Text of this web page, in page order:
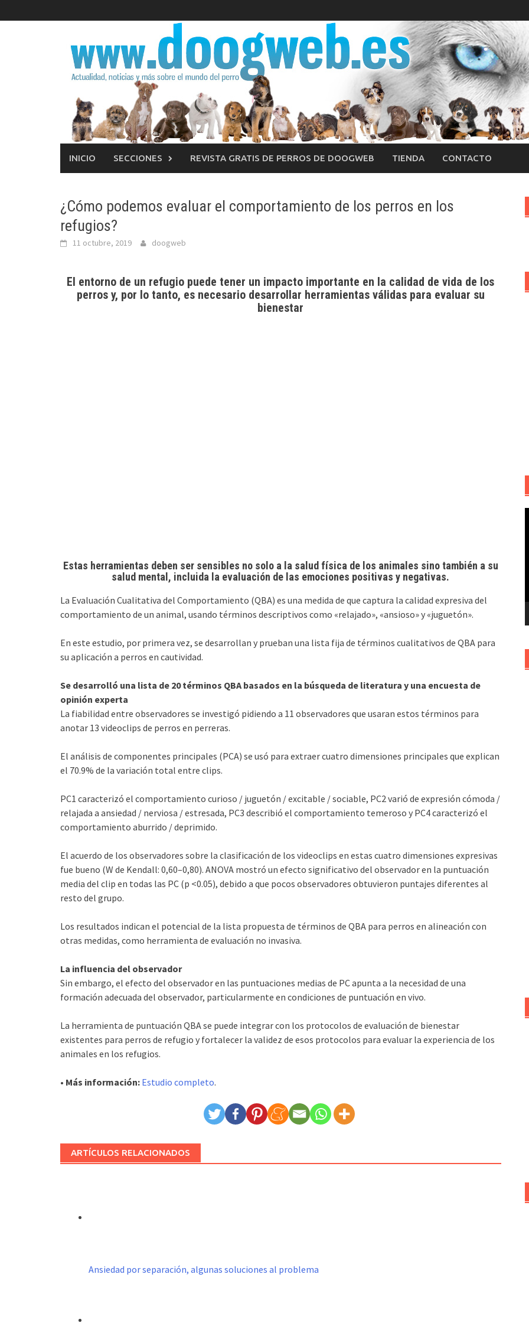
al
INICIO SECCIONES REVISTA GRATIS DE PERROS DE DOOGWEB TIENDA CONTACTO
¿Cómo podemos evaluar el comportamiento de los perros en los
refugios?
11 octubre, 2019 doogweb
El entorno de un refugio puede tener un impacto importante en la calidad de vida de los
perros y, por lo tanto, es necesario desarrollar herramientas válidas para evaluar su
bienestar
Estas herramientas deben ser sensibles no solo a la salud física de los animales sino también a su
salud mental, incluida la evaluación de las emociones positivas y negativas.
La Evaluación Cualitativa del Comportamiento (QBA) es una medida de que captura la calidad expresiva del
comportamiento de un animal, usando términos descriptivos como «relajado», «ansioso» y «juguetón».
En este estudio, por primera vez, se desarrollan y prueban una lista fija de términos cualitativos de QBA para
su aplicación a perros en cautividad.
Se desarrolló una lista de 20 términos QBA basados ​​en la búsqueda de literatura y una encuesta de
opinión experta
La fiabilidad entre observadores se investigó pidiendo a 11 observadores que usaran estos términos para
anotar 13 videoclips de perros en perreras.
El análisis de componentes principales (PCA) se usó para extraer cuatro dimensiones principales que explican
el 70.9% de la variación total entre clips.
PC1 caracterizó el comportamiento curioso / juguetón / excitable / sociable, PC2 varió de expresión cómoda /
relajada a ansiedad / nerviosa / estresada, PC3 describió el comportamiento temeroso y PC4 caracterizó el
comportamiento aburrido / deprimido.
El acuerdo de los observadores sobre la clasificación de los videoclips en estas cuatro dimensiones expresivas
fue bueno (W de Kendall: 0,60–0,80). ANOVA mostró un efecto significativo del observador en la puntuación
media del clip en todas las PC (p <0.05), debido a que pocos observadores obtuvieron puntajes diferentes al
resto del grupo.
Los resultados indican el potencial de la lista propuesta de términos de QBA para perros en alineación con
otras medidas, como herramienta de evaluación no invasiva.
La influencia del observador
Sin embargo, el efecto del observador en las puntuaciones medias de PC apunta a la necesidad de una
formación adecuada del observador, particularmente en condiciones de puntuación en vivo.
La herramienta de puntuación QBA se puede integrar con los protocolos de evaluación de bienestar
existentes para perros de refugio y fortalecer la validez de esos protocolos para evaluar la experiencia de los
animales en los refugios.
• Más información: Estudio completo.
ARTÍCULOS RELACIONADOS
Ansiedad por separación, algunas soluciones al problema